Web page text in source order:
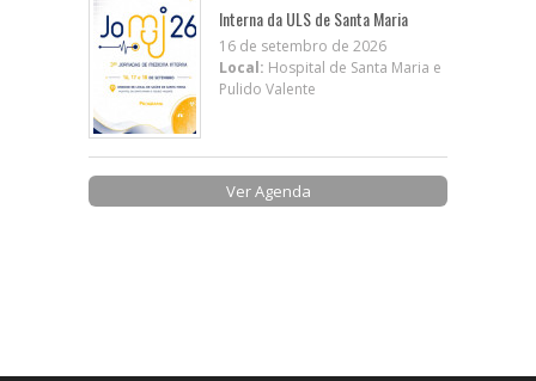
Interna da ULS de Santa Maria
16 de setembro de 2026
Local: Hospital de Santa Maria e
Pulido Valente
Ver Agenda